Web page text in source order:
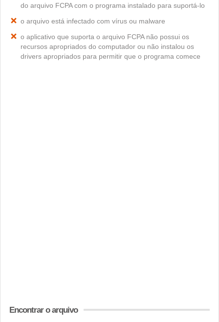
do arquivo FCPA com o programa instalado para suportá-lo
o arquivo está infectado com vírus ou malware
o aplicativo que suporta o arquivo FCPA não possui os
recursos apropriados do computador ou não instalou os
drivers apropriados para permitir que o programa comece
Encontrar o arquivo